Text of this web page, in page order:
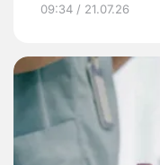
09:34 / 21.07.26